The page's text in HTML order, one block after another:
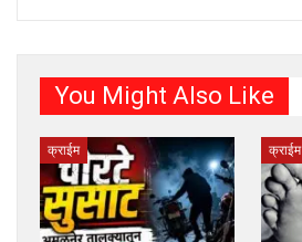
You Might Also Like
क्राईम क्राईम